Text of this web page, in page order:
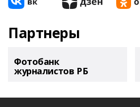
Партнеры
Фотобанк
журналистов РБ